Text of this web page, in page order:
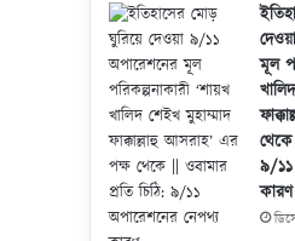
মূল
থেকে
৯/১১
কারণ